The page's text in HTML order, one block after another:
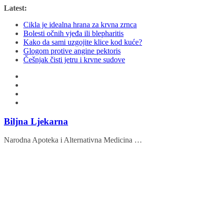
Skip
content
Latest:
Cikla je idealna hrana za krvna zrnca
Bolesti očnih vjeđa ili blepharitis
Kako da sami uzgojite klice kod kuće?
Glogom protive angine pektoris
Češnjak čisti jetru i krvne sudove
Biljna Ljekarna
Narodna Apoteka i Alternativna Medicina …